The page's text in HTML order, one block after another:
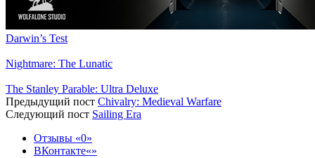
Darwin’s Test
Nightmare: The Lunatic
The Stanley Parable: Ultra Deluxe
Предыдущий пост Chivalry: Medieval Warfare
Следующий пост Sailing Era
Отзывы
0
ВКонтакте